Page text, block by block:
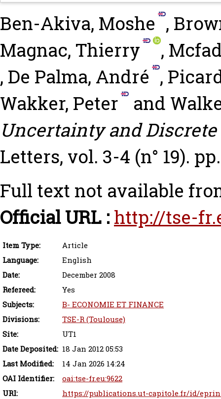
Ben-Akiva, Moshe ,
Magnac, Thierry
,
, De Palma, André ,
Wakker, Peter
and
Uncertainty and
Letters, vol. 3-4 (n° 19).
Full text not available
Official URL : http://tse-
Item Type:
Article
Language:
English
Date:
December 2008
Refereed:
Yes
Subjects:
B- ECONOMIE ET FINANCE
Divisions:
TSE-R (Toulouse)
Site:
UT1
Date Deposited: 18 Jan 2012 05:53
Last Modified:
14 Jan 2026 14:24
OAI Identifier:
oai:tse-fr.eu:9622
URI:
https://publications.ut-capitole.fr/id/